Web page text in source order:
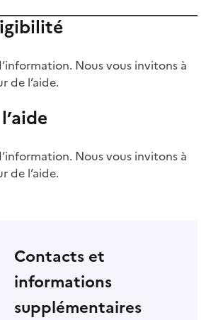
Nous vous invitons à
de l’aide.
Nous vous invitons à
de l’aide.
Contacts et
informations
supplémentaires